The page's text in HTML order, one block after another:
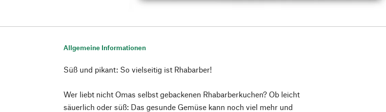
Allgemeine Informationen
Süß und pikant: So vielseitig ist Rhabarber!
Wer liebt nicht Omas selbst gebackenen Rhabarberkuchen? Ob leicht
säuerlich oder süß: Das gesunde Gemüse kann noch viel mehr und